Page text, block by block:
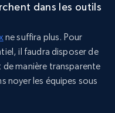
dans les outils
ne suffira plus. Pour
il faudra disposer de
manière transparente
noyer les équipes sous